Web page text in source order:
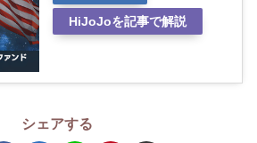
HiJoJoを記事で解説
シェアする